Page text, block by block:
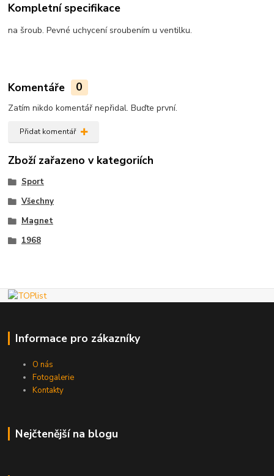
Kompletní specifikace
na šroub. Pevné uchycení sroubením u ventilku.
Komentáře 0
Zatím nikdo komentář nepřidal. Buďte první.
Přidat komentář
Zboží zařazeno v kategoriích
Sport
Všechny
Magnet
1968
Informace pro zákazníky
O nás
Fotogalerie
Kontakty
Nejčtenější na blogu